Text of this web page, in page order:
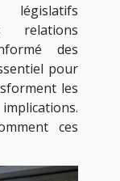
législatifs
relations
des
pour
les
ces